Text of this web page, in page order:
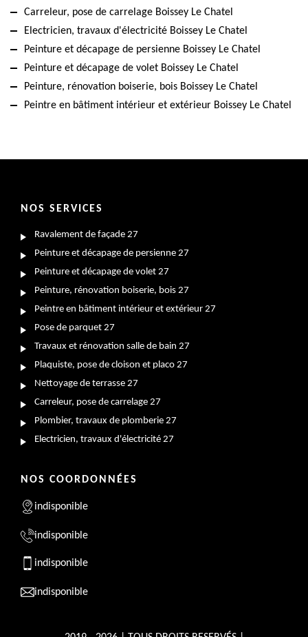
Carreleur, pose de carrelage Boissey Le Chatel
Electricien, travaux d'électricité Boissey Le Chatel
Peinture et décapage de persienne Boissey Le Chatel
Peinture et décapage de volet Boissey Le Chatel
Peinture, rénovation boiserie, bois Boissey Le Chatel
Peintre en bâtiment intérieur et extérieur Boissey Le Chatel
NOS SERVICES
Ravalement de façade 27
Peinture et décapage de persienne 27
Peinture et décapage de volet 27
Peinture, rénovation boiserie, bois 27
Peintre en bâtiment intérieur et extérieur 27
Pose de parquet 27
Travaux et rénovation salle de bain 27
Plaquiste, pose de cloison et placo 27
Nettoyage de terrasse 27
Carreleur, pose de carrelage 27
Plombier, travaux de plomberie 27
Electricien, travaux d'électricité 27
NOS COORDONNÉES
indisponible
indisponible
indisponible
indisponible